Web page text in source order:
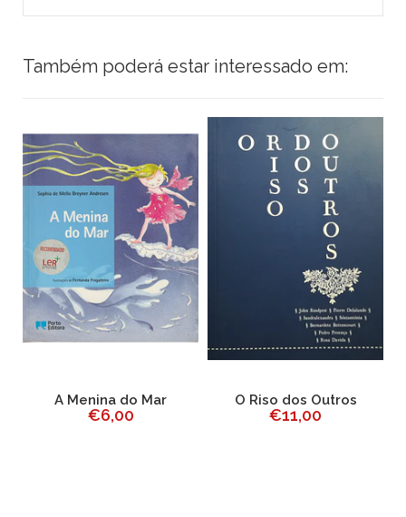
Também poderá estar interessado em:
A Menina do Mar
€6,00
O Riso dos Outros
€11,00